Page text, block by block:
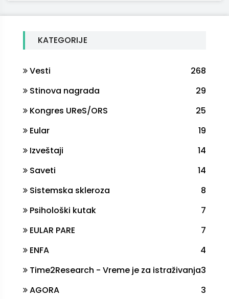
KATEGORIJE
Vesti
268
Stinova nagrada
29
Kongres UReS/ORS
25
Eular
19
Izveštaji
14
Saveti
14
Sistemska skleroza
8
Psihološki kutak
7
EULAR PARE
7
ENFA
4
Time2Research - Vreme je za istraživanja3
AGORA
3